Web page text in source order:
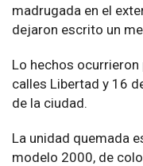
madrugada en el
dejaron escrito un
Lo hechos
calles Libertad y 16
de la ciudad.
La unidad quemada
modelo 2000, de